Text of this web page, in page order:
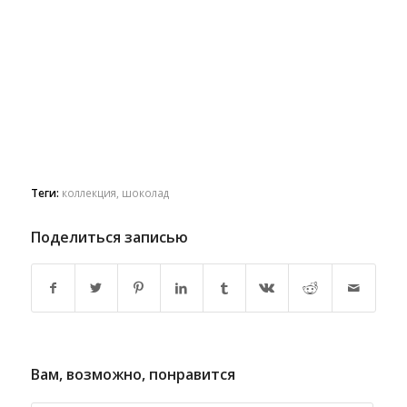
Теги: коллекция, шоколад
Поделиться записью
Вам, возможно, понравится